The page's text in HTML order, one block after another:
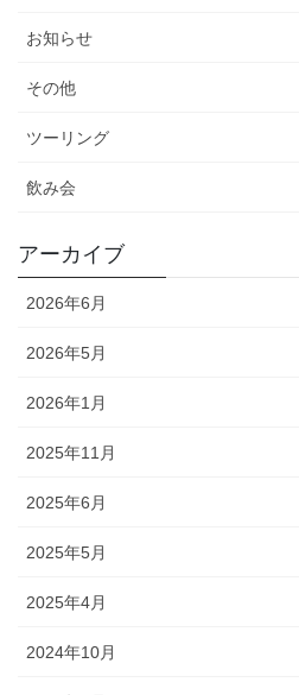
お知らせ
その他
ツーリング
飲み会
アーカイブ
2026年6月
2026年5月
2026年1月
2025年11月
2025年6月
2025年5月
2025年4月
2024年10月